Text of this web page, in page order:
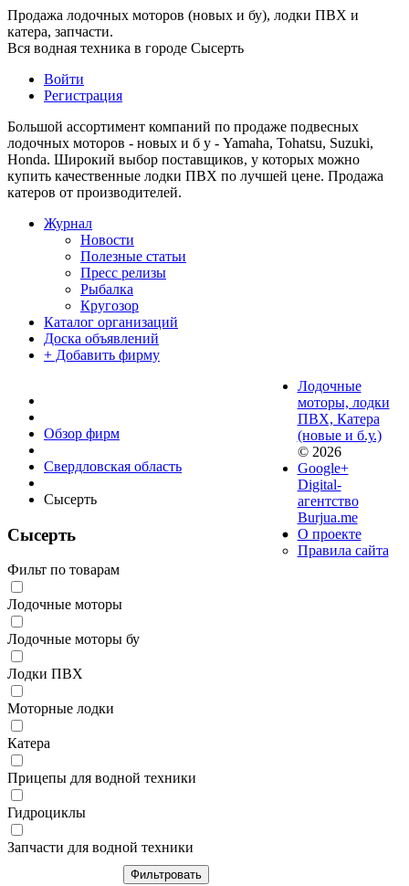
Продажа лодочных моторов (новых и бу), лодки ПВХ и
катера, запчасти.
Вся водная техника в городе Сысерть
Войти
Регистрация
Большой ассортимент компаний по продаже подвесных
лодочных моторов - новых и б у - Yamaha, Tohatsu, Suzuki,
Honda. Широкий выбор поставщиков, у которых можно
купить качественные лодки ПВХ по лучшей цене. Продажа
катеров от производителей.
Журнал
Новости
Полезные статьи
Пресс релизы
Рыбалка
Кругозор
Каталог организаций
Доска объявлений
+ Добавить фирму
Обзор фирм
Свердловская область
Сысерть
Сысерть
Фильт по товарам
Лодочные моторы
Лодочные моторы бу
Лодки ПВХ
Моторные лодки
Катера
Прицепы для водной техники
Гидроциклы
Запчасти для водной техники
Лодочные
моторы, лодки
ПВХ, Катера
(новые и б.у.)
© 2026
Google+
Digital-
агентство
Burjua.me
О проекте
Правила сайта